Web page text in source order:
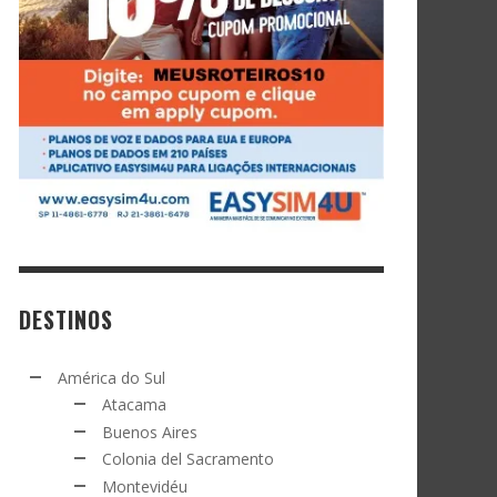
DESTINOS
América do Sul
Atacama
Buenos Aires
Colonia del Sacramento
Montevidéu